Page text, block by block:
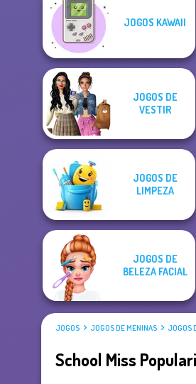
JOGOS KAWAII
JOGOS DE
VESTIR
JOGOS DE
LIMPEZA
JOGOS DE
BELEZA FACIAL
JOGOS JOGOS DE MENINAS JOGOS
School Miss